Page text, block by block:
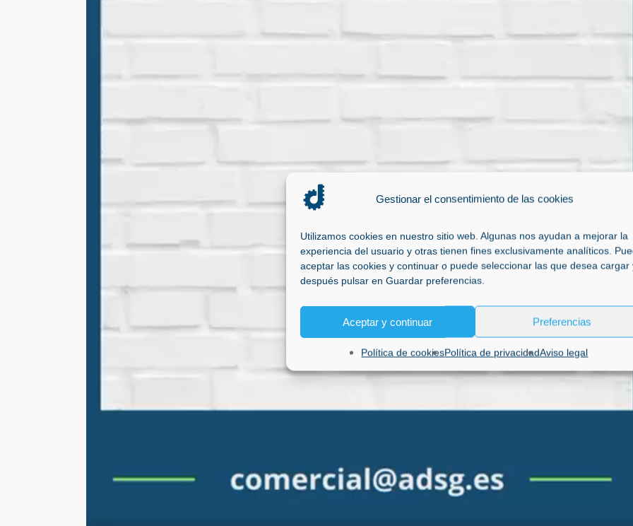
Gestionar el consentimiento de las cookies
Utilizamos cookies en nuestro sitio web. Algunas nos ayudan a mejorar la
experiencia del usuario y otras tienen fines exclusivamente analíticos.
aceptar las cookies y continuar o puede seleccionar las que desea cargar
después pulsar en Guardar preferencias.
Aceptar y continuar Preferencias
Política de cookiesPolítica de privacidadAviso legal